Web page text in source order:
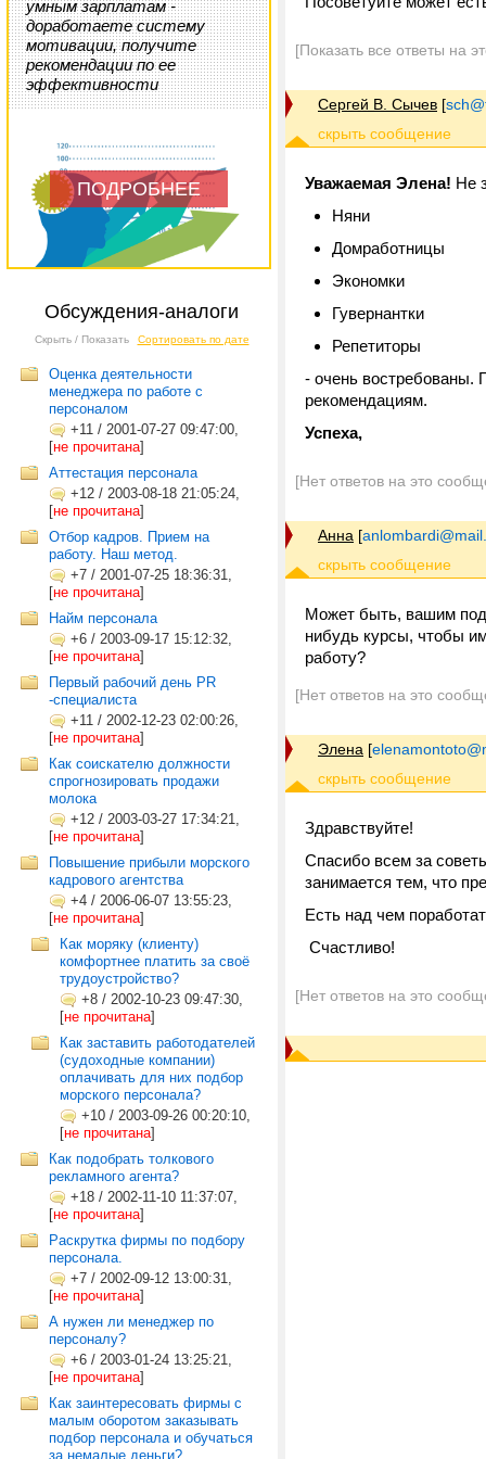
умным зарплатам -
доработаете систему
мотивации, получите
рекомендации по ее
эффективности
ПОДРОБНЕЕ
Обсуждения-аналоги
Скрыть / Показать Сортировать по дате
Оценка деятельности
менеджера по работе с
персоналом
+11 / 2001-07-27 09:47:00,
[не прочитана]
Аттестация персонала
+12 / 2003-08-18 21:05:24,
[не прочитана]
Отбор кадров. Прием на
работу. Наш метод.
+7 / 2001-07-25 18:36:31,
[не прочитана]
Найм персонала
+6 / 2003-09-17 15:12:32,
[не прочитана]
Первый рабочий день PR
-специалиста
+11 / 2002-12-23 02:00:26,
[не прочитана]
Как соискателю должности
спрогнозировать продажи
молока
+12 / 2003-03-27 17:34:21,
[не прочитана]
Повышение прибыли морского
кадрового агентства
+4 / 2006-06-07 13:55:23,
[не прочитана]
Как моряку (клиенту)
комфортнее платить за своё
трудоустройство?
+8 / 2002-10-23 09:47:30,
[не прочитана]
Как заставить работодателей
(судоходные компании)
оплачивать для них подбор
морского персонала?
+10 / 2003-09-26 00:20:10,
[не прочитана]
Как подобрать толкового
рекламного агента?
+18 / 2002-11-10 11:37:07,
[не прочитана]
Раскрутка фирмы по подбору
персонала.
+7 / 2002-09-12 13:00:31,
[не прочитана]
А нужен ли менеджер по
персоналу?
+6 / 2003-01-24 13:25:21,
[не прочитана]
Как заинтересовать фирмы с
малым оборотом заказывать
подбор персонала и обучаться
за немалые деньги?
[Показать все ответы на
Сергей В. Сычев [
Уважаемая Элена! Не
Няни
Домработницы
Экономки
Гувернантки
Репетиторы
- очень востребованы.
рекомендациям.
Успеха,
[Нет ответов на это
Анна [
Может быть, вашим
нибудь курсы, чтобы
работу?
[Нет ответов на это
Элена [
Здравствуйте!
Спасибо всем за
занимается тем, что
Есть над чем
Счастливо!
[Нет ответов на это